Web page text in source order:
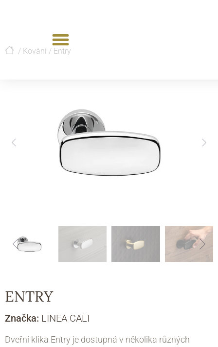
/ Kování / Entry
ENTRY
Značka: LINEA CALI
Dveřní klika Entry je dostupná v několika různých